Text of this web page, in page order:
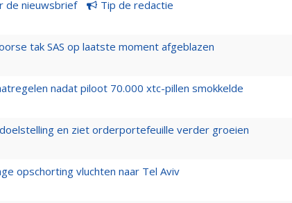
de nieuwsbrief Tip de redactie
tak SAS op laatste moment afgeblazen
nadat piloot 70.000 xtc-pillen smokkelde
en ziet orderportefeuille verder groeien
opschorting vluchten naar Tel Aviv